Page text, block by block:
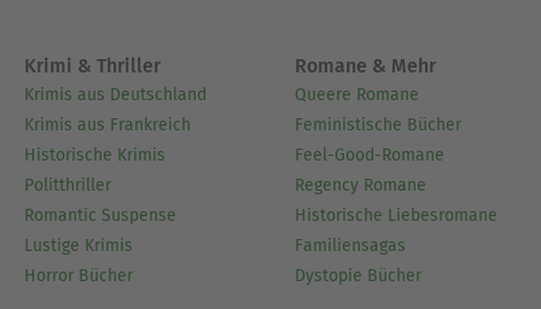
Krimi & Thriller
Krimis aus Deutschland
Krimis aus Frankreich
Historische Krimis
Politthriller
Romantic Suspense
Lustige Krimis
Horror Bücher
Romane & Mehr
Queere Romane
Feministische Bücher
Feel-Good-Romane
Regency Romane
Historische Liebesromane
Familiensagas
Dystopie Bücher